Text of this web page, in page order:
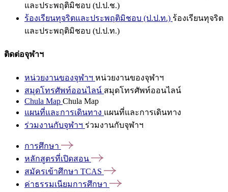
และประพฤติมิชอบ (ป.ป.ช.)
ร้องเรียนทุจริตและประพฤติมิชอบ (ป.ป.ท.) ร้องเรียนทุจริต
และประพฤติมิชอบ (ป.ป.ท.)
ติดต่อจุฬาฯ
หน่วยงานของจุฬาฯ หน่วยงานของจุฬาฯ
สมุดโทรศัพท์ออนไลน์ สมุดโทรศัพท์ออนไลน์
Chula Map Chula Map
แผนที่และการเดินทาง แผนที่และการเดินทาง
ร่วมงานกับจุฬาฯ ร่วมงานกับจุฬาฯ
การศึกษา
หลักสูตรที่เปิดสอน
สมัครเข้าศึกษา TCAS
ค่าธรรมเนียมการศึกษา